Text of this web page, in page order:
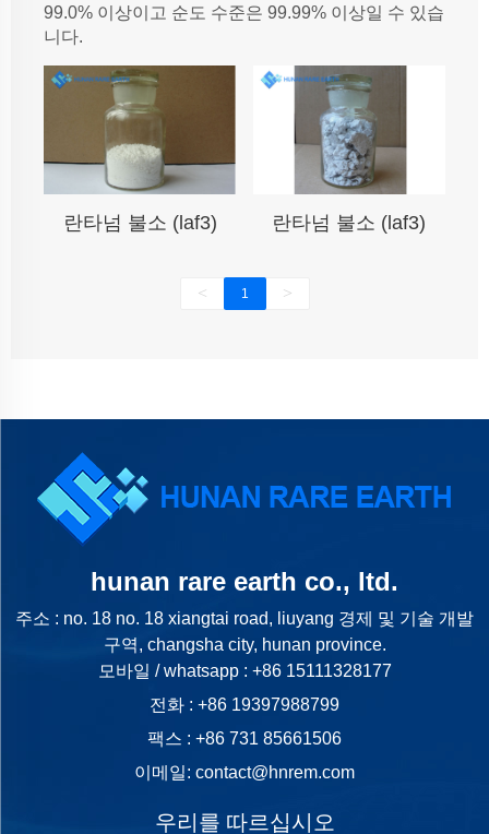
99.0% 이상이고 순도 수준은 99.99% 이상일 수 있습
니다.
란타넘 불소 (laf3) 란타넘 불소 (laf3)
< 1 >
hunan rare earth co., ltd.
주소 : no. 18 no. 18 xiangtai road, liuyang 경제 및 기술 개발
구역, changsha city, hunan province.
모바일 / whatsapp : +86 15111328177
전화 : +86 19397988799
팩스 : +86 731 85661506
이메일: contact@hnrem.com
우리를 따르십시오